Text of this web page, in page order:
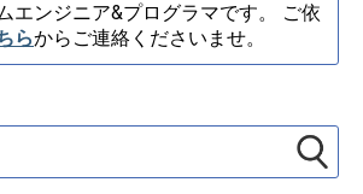
エンジニア&プログラマです。 ご依
らからご連絡くださいませ。